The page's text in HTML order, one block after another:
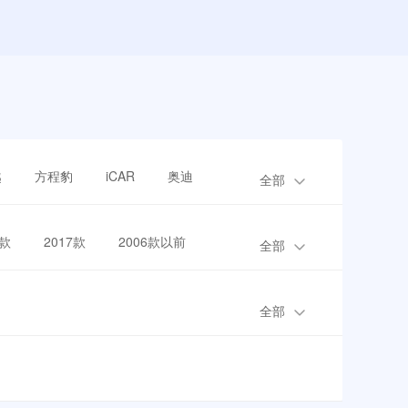
方程豹 iCAR 奥迪 全部
2017款 2006款以前 全部
全部